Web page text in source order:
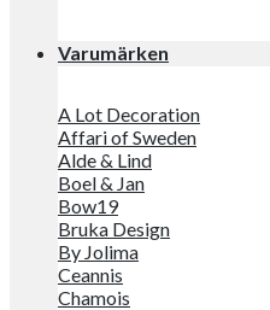
Varumärken
A Lot Decoration
Affari of Sweden
Alde & Lind
Boel & Jan
Bow19
Bruka Design
By Jolima
Ceannis
Chamois